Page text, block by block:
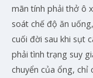
mãn tính phải thở ô
soát chế độ ăn
cuối đời sau khi sụt
phải tình trạng suy
chuyển của ổng, chỉ